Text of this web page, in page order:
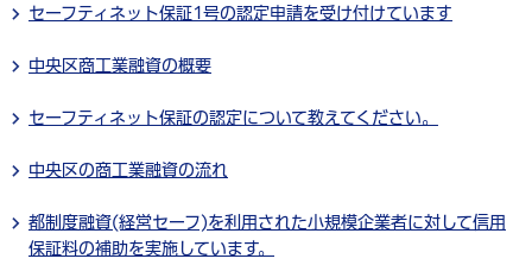
セーフティネット保証1号の認定申請を受け付けています
中央区商工業融資の概要
セーフティネット保証の認定について教えてください。
中央区の商工業融資の流れ
都制度融資(経営セーフ)を利用された小規模企業者に対して信用
保証料の補助を実施しています。